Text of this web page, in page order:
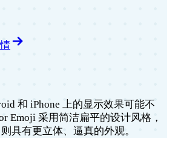
和 iPhone 上的显示效果可能不
Emoji 采用简洁扁平的设计风格，
具有更立体、逼真的外观。